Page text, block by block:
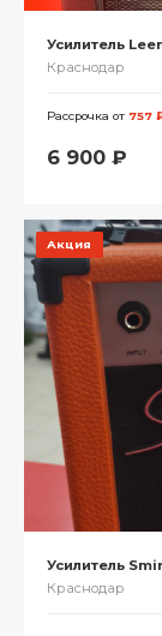
Усилитель
Краснодар
Рассрочка от 757
6 900 ₽
Акция
Усилитель
Краснодар